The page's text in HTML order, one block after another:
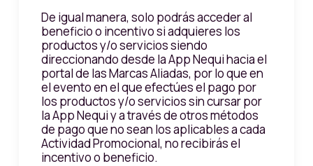
De igual manera, solo podrás acceder al
beneficio o incentivo si adquieres los
productos y/o servicios siendo
direccionando desde la App Nequi hacia el
portal de las Marcas Aliadas, por lo que en
el evento en el que efectúes el pago por
los productos y/o servicios sin cursar por
la App Nequi y a través de otros métodos
de pago que no sean los aplicables a cada
Actividad Promocional, no recibirás el
incentivo o beneficio.